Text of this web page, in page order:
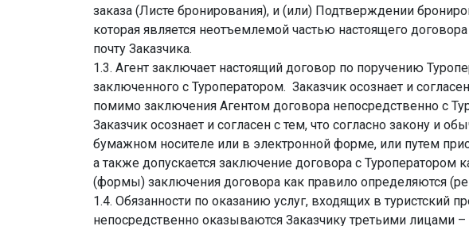
заказа (Листе бронирования), и (или) Подтверждении
которая является неотъемлемой частью настоящего
почту Заказчика.
1.3. Агент заключает настоящий договор по поручению
заключенного с Туроператором. Заказчик осознает и
помимо заключения Агентом договора непосредственно с
Заказчик осознает и согласен с тем, что согласно закону и
бумажном носителе или в электронной форме, или путем
а также допускается заключение договора с
(формы) заключения договора как правило определяются
1.4. Обязанности по оказанию услуг, входящих в туристский
непосредственно оказываются Заказчику третьими